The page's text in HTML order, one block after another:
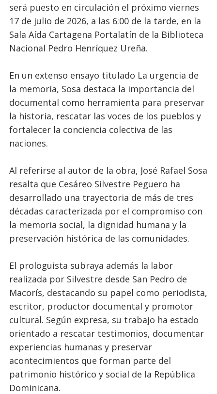
será puesto en circulación el próximo viernes
17 de julio de 2026, a las 6:00 de la tarde, en la
Sala Aída Cartagena Portalatín de la Biblioteca
Nacional Pedro Henríquez Ureña.
En un extenso ensayo titulado La urgencia de
la memoria, Sosa destaca la importancia del
documental como herramienta para preservar
la historia, rescatar las voces de los pueblos y
fortalecer la conciencia colectiva de las
naciones.
Al referirse al autor de la obra, José Rafael Sosa
resalta que Cesáreo Silvestre Peguero ha
desarrollado una trayectoria de más de tres
décadas caracterizada por el compromiso con
la memoria social, la dignidad humana y la
preservación histórica de las comunidades.
El prologuista subraya además la labor
realizada por Silvestre desde San Pedro de
Macorís, destacando su papel como periodista,
escritor, productor documental y promotor
cultural. Según expresa, su trabajo ha estado
orientado a rescatar testimonios, documentar
experiencias humanas y preservar
acontecimientos que forman parte del
patrimonio histórico y social de la República
Dominicana.